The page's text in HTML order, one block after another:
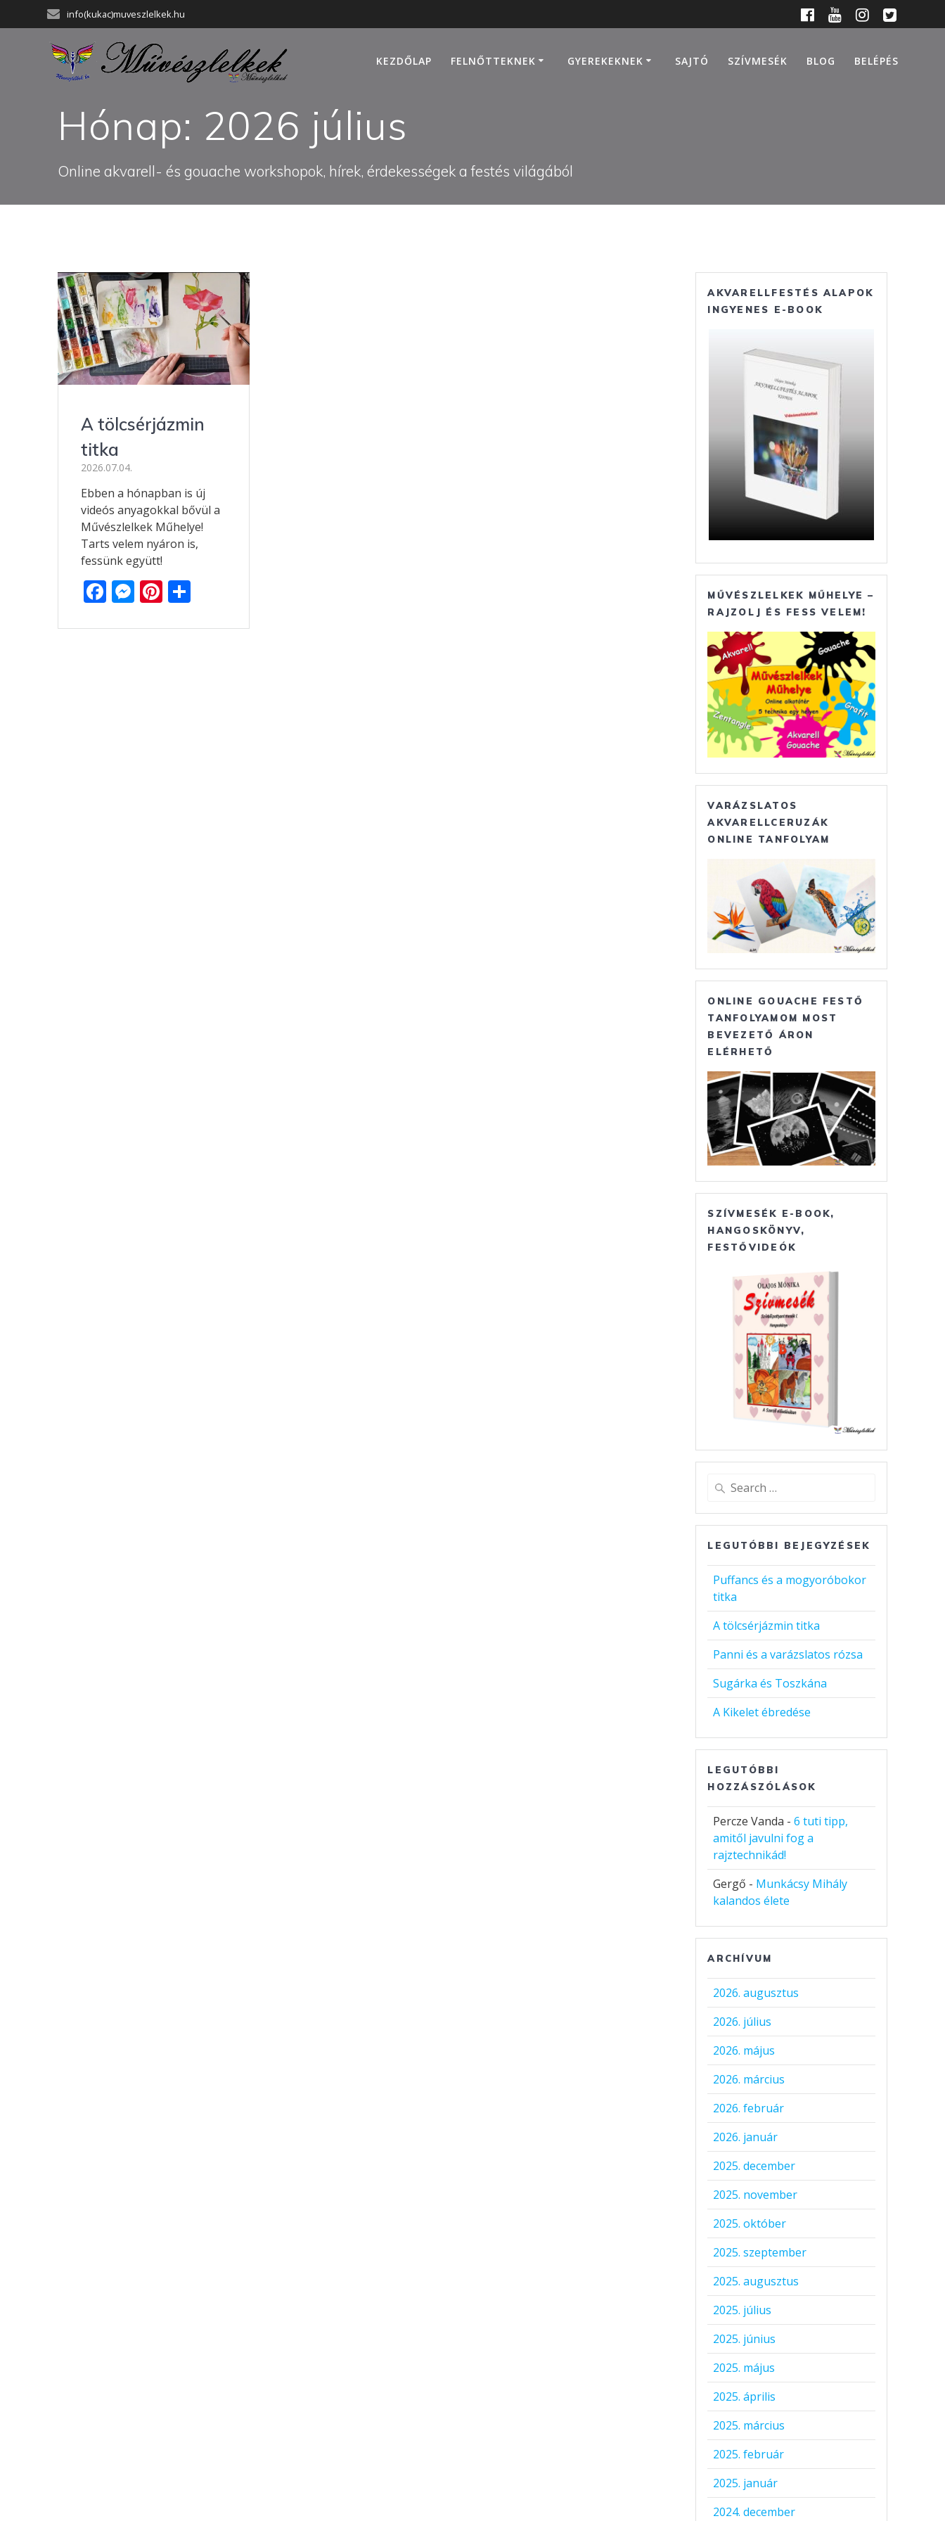
to
info(kukac)muveszlelkek.hu
KEZDŐLAP FELNŐTTEKNEK GYEREKEKNEK SAJTÓ SZÍVMESÉK BLOG BELÉPÉS
Hónap: 2026 július
Online akvarell- és gouache workshopok, hírek, érdekességek a festés világából
A tölcsérjázmin
titka
2026.07.04.
Ebben a hónapban is új
videós anyagokkal bővül a
Művészlelkek Műhelye!
Tarts velem nyáron is,
fessünk együtt!
F
e
M
ss
Pi
er za
AKVARELLFESTÉS ALAPOK
INGYENES E-BOOK
MŰVÉSZLELKEK MŰHELYE –
RAJZOLJ ÉS FESS VELEM!
VARÁZSLATOS
AKVARELLCERUZÁK
ONLINE TANFOLYAM
ONLINE GOUACHE FESTŐ
TANFOLYAMOM MOST
BEVEZETŐ ÁRON
ELÉRHETŐ
SZÍVMESÉK E-BOOK,
HANGOSKÖNYV,
FESTŐVIDEÓK
Search
LEGUTÓBBI BEJEGYZÉSEK
Puffancs és a mogyoróbokor
titka
A tölcsérjázmin titka
Panni és a varázslatos rózsa
Sugárka és Toszkána
A Kikelet ébredése
LEGUTÓBBI
HOZZÁSZÓLÁSOK
Percze Vanda -6 tuti tipp,
amitől javulni fog a
rajztechnikád!
Gergő - Munkácsy Mihály
kalandos élete
ARCHÍVUM
2026. augusztus
2026. július
2026. május
2026. március
2026. február
2026. január
2025. december
2025. november
2025. október
2025. szeptember
2025. augusztus
2025. július
2025. június
2025. május
2025. április
2025. március
2025. február
2025. január
2024. december